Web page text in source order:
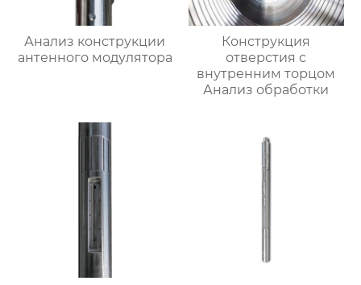
Анализ конструкции
антенного модулятора
Конструкция
отверстия с
внутренним торцом
Анализ обработки